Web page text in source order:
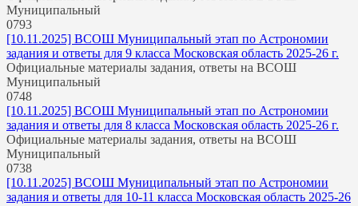
Муниципальный
0793
[10.11.2025] ВСОШ Муниципальный этап по Астрономии
задания и ответы для 9 класса Московская область 2025-26 г.
Официальные материалы задания, ответы на ВСОШ
Муниципальный
0748
[10.11.2025] ВСОШ Муниципальный этап по Астрономии
задания и ответы для 8 класса Московская область 2025-26 г.
Официальные материалы задания, ответы на ВСОШ
Муниципальный
0738
[10.11.2025] ВСОШ Муниципальный этап по Астрономии
задания и ответы для 10-11 класса Московская область 2025-26